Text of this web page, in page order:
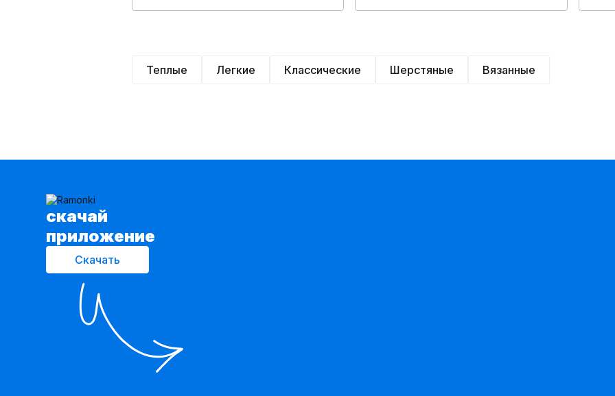
Теплые Легкие Классические Шерстяные Вязанные
cкачай
приложение
Скачать